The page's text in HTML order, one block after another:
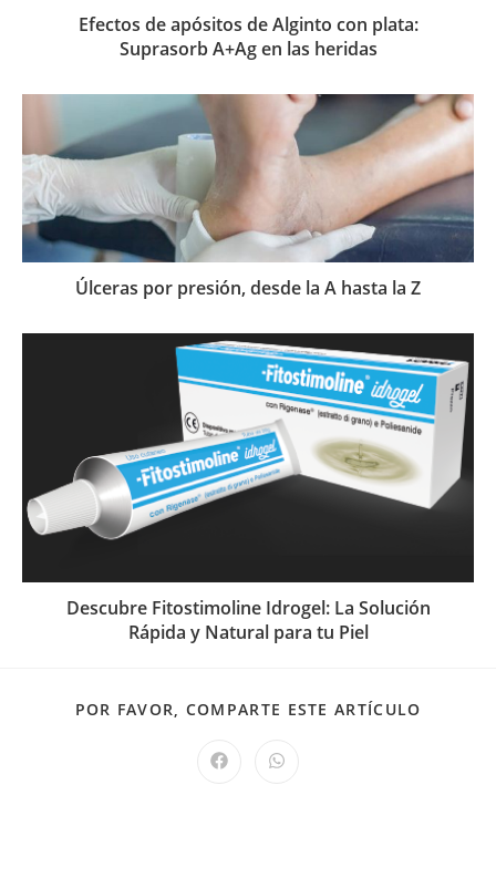
Efectos de apósitos de Alginto con plata:
Suprasorb A+Ag en las heridas
Úlceras por presión, desde la A hasta la Z
Descubre Fitostimoline Idrogel: La Solución
Rápida y Natural para tu Piel
POR FAVOR, COMPARTE ESTE ARTÍCULO